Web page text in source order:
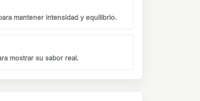
mantener intensidad y equilibrio.
mostrar su sabor real.